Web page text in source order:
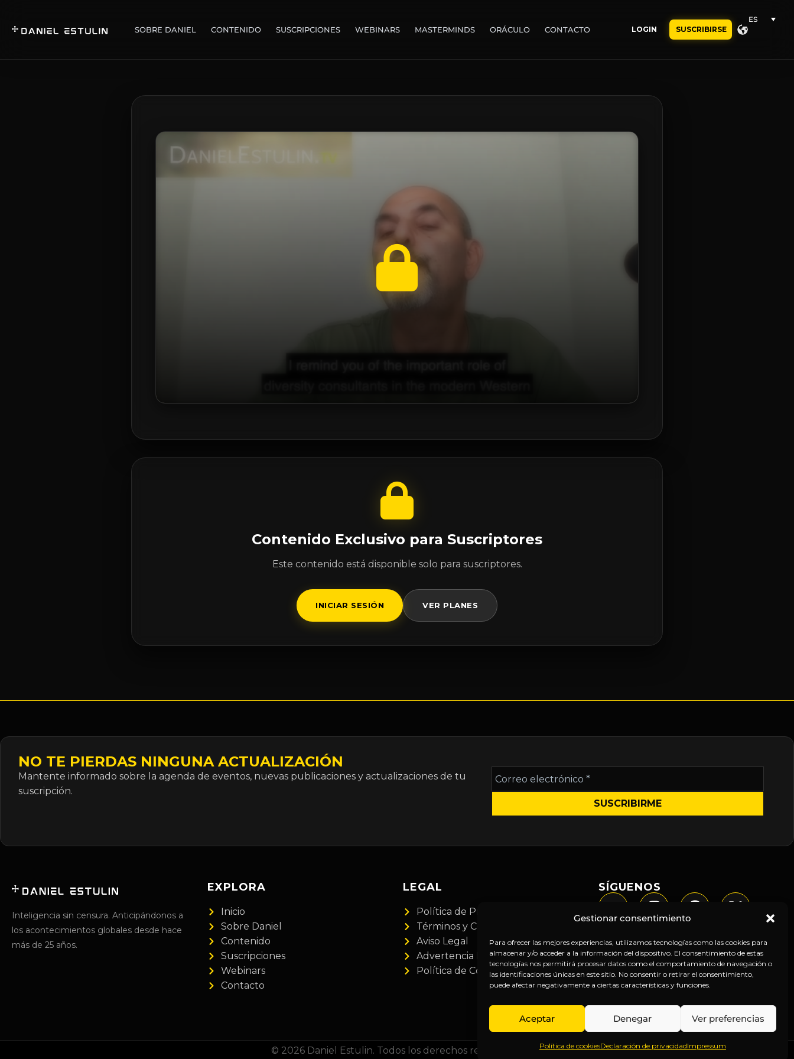
Gestionar consentimiento
Para ofrecer las mejores experiencias, utilizamos tecnologías como las cookies para
almacenar y/o acceder a la información del dispositivo. El consentimiento de estas
tecnologías nos permitirá procesar datos como el comportamiento de navegación o
las identificaciones únicas en este sitio. No consentir o retirar el consentimiento,
puede afectar negativamente a ciertas características y funciones.
Aceptar Denegar Ver preferencias
Política de cookiesDeclaración de privacidadImpressum
SOBRE DANIEL CONTENIDO SUSCRIPCIONES WEBINARS MASTERMINDS ORÁCULO CONTACTO LOGIN SUSCRIBIRSE
ES
Contenido Exclusivo para Suscriptores
Este contenido está disponible solo para suscriptores.
INICIAR SESIÓN VER PLANES
NO TE PIERDAS NINGUNA ACTUALIZACIÓN
Mantente informado sobre la agenda de eventos, nuevas publicaciones y actualizaciones de tu
suscripción.
Correo
electrónico
*
Inteligencia sin censura. Anticipándonos a
los acontecimientos globales desde hace
más de 25 años.
EXPLORA
Inicio
Sobre Daniel
Contenido
Suscripciones
Webinars
Contacto
LEGAL
Política de Privacidad
Términos y Condiciones
Aviso Legal
Advertencia Financiera
Política de Cookies
SÍGUENOS
© 2026 Daniel Estulin. Todos los derechos reservados.